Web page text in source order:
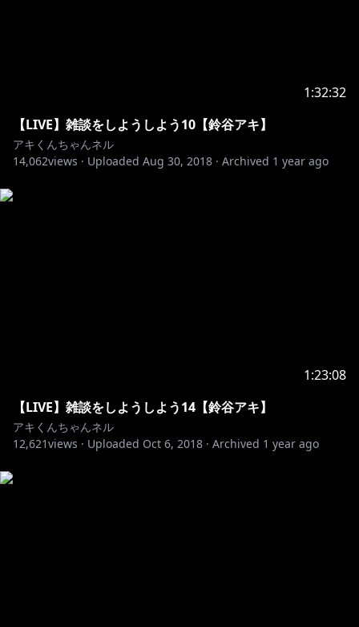
1:32:32
【LIVE】雑談をしようしよう10【鈴谷アキ】
アキくんちゃんネル
14,062views · Uploaded Aug 30, 2018 · Archived 1 year ago
1:23:08
【LIVE】雑談をしようしよう14【鈴谷アキ】
アキくんちゃんネル
12,621views · Uploaded Oct 6, 2018 · Archived 1 year ago